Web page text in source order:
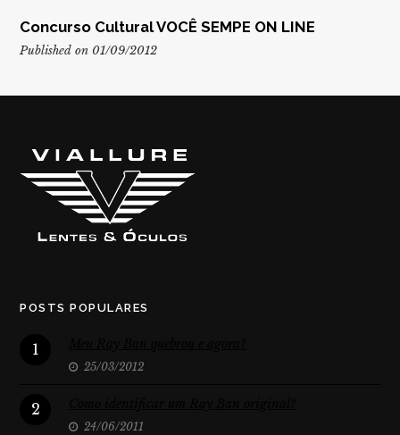
Concurso Cultural VOCÊ SEMPE ON LINE
Published on 01/09/2012
POSTS POPULARES
1
25/03/2012
2
24/06/2011